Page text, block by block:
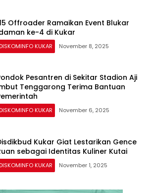
Offroader Ramaikan Event Blukar
ke-4 di Kukar
DISKOMINFO KUKAR November 8, 2025
Pesantren di Sekitar Stadion Aji
Tenggarong Terima Bantuan
DISKOMINFO KUKAR November 6, 2025
Kukar Giat Lestarikan Gence
sebagai Identitas Kuliner Kutai
DISKOMINFO KUKAR November 1, 2025